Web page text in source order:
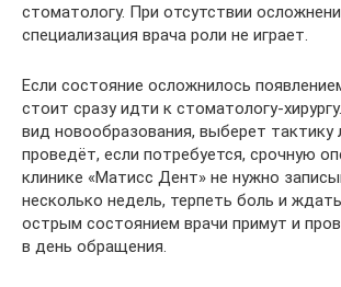
стоматологу. При отсутствии
специализация врача роли не играет.
Если состояние осложнилось
стоит сразу идти к стоматологу-
вид новообразования, выберет тактику
проведёт, если потребуется, срочную
клинике «Матисс Дент» не нужно
несколько недель, терпеть боль и
острым состоянием врачи примут и
в день обращения.